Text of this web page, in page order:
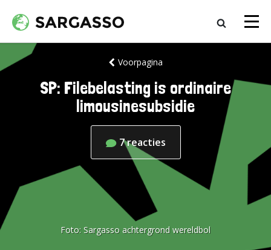
Voorpagina
SP: Filebelasting is ordinaire
limousinesubsidie
7reacties
Foto: Sargasso achtergrond wereldbol